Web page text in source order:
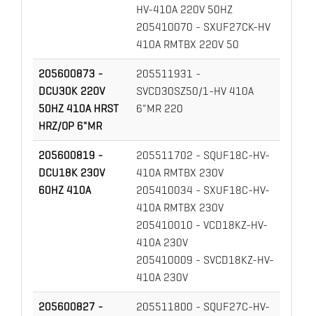
HV-410A 220V 50HZ
205410070 - SXUF27CK-HV
410A RMTBX 220V 50
205600873 -
DCU30K 220V
50HZ 410A HRST
HRZ/OP 6"MR
205511931 -
SVCD30SZ50/1-HV 410A
6"MR 220
205600819 -
DCU18K 230V
60HZ 410A
205511702 - SQUF18C-HV-
410A RMTBX 230V
205410034 - SXUF18C-HV-
410A RMTBX 230V
205410010 - VCD18KZ-HV-
410A 230V
205410009 - SVCD18KZ-HV-
410A 230V
205600827 -
205511800 - SQUF27C-HV-